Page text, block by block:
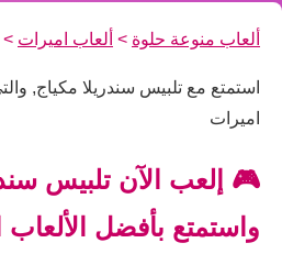
ألعاب منوعة حلوة > ألعاب اميرات >
استمتع مع تلبيس سندريلا مكياج,
اميرات
🎮 إلعب الآن تلبيس
واستمتع بأفضل الألعاب